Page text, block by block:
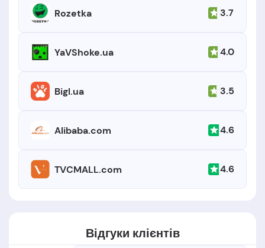
Rozetka 3.7
YaVShoke.ua 4.0
Bigl.ua 3.5
Alibaba.com 4.6
TVCMALL.com 4.6
Відгуки клієнтів